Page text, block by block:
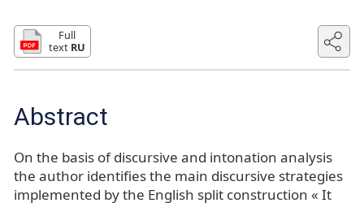
Full
text RU
Abstract
On the basis of discursive and intonation analysis
the author identifies the main discursive strategies
implemented by the English split construction « It